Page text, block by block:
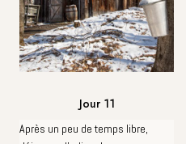
Jour 11
Après un peu de temps libre,